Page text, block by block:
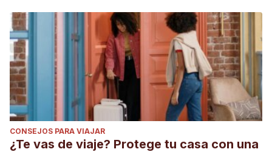
CONSEJOS PARA VIAJAR
¿Te vas de viaje? Protege tu casa con una